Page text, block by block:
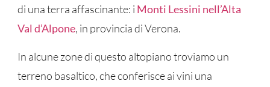
di una terra affascinante: i Monti Lessini nell’Alta
Val d’Alpone, in provincia di Verona.
In alcune zone di questo altopiano troviamo un
terreno basaltico, che conferisce ai vini una